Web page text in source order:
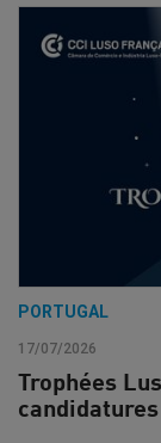
PORTUGAL
17/07/2026
Trophées